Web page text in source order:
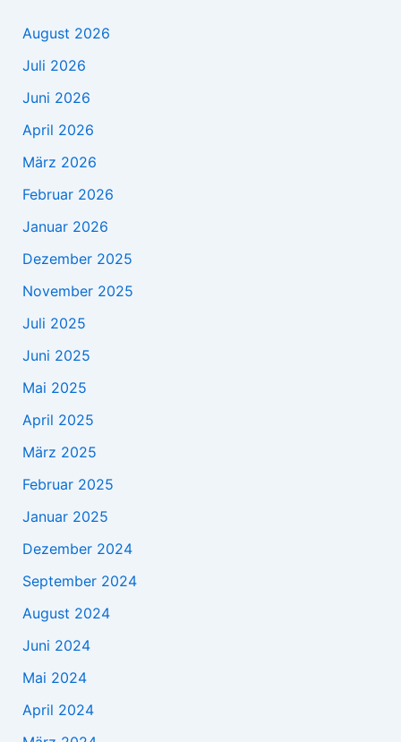
August 2026
Juli 2026
Juni 2026
April 2026
März 2026
Februar 2026
Januar 2026
Dezember 2025
November 2025
Juli 2025
Juni 2025
Mai 2025
April 2025
März 2025
Februar 2025
Januar 2025
Dezember 2024
September 2024
August 2024
Juni 2024
Mai 2024
April 2024